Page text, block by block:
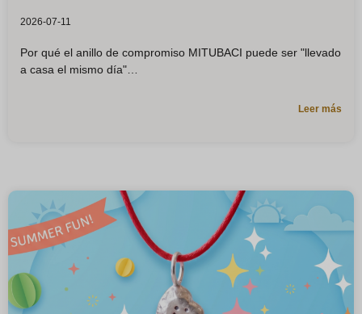
2026-07-11
Por qué el anillo de compromiso MITUBACI puede ser "llevado
a casa el mismo día"
Leer más